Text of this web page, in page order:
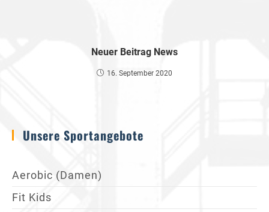
Neuer Beitrag News
16. September 2020
Unsere Sportangebote
Aerobic (Damen)
Fit Kids